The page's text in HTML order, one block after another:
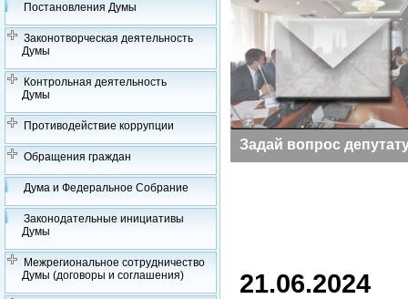
Постановления Думы
Законотворческая деятельность
Думы
Контрольная деятельность
Думы
Противодействие коррупции
Обращения граждан
Дума и Федеральное Собрание
Законодательные инициативы
Думы
Межрегиональное сотрудничество
Думы (договоры и соглашения)
Заседания Думы Задай вопрос
21.06.2024